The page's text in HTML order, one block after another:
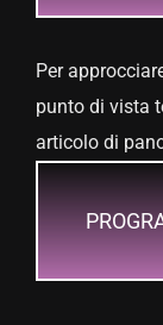
Per
punto di vista
articolo di